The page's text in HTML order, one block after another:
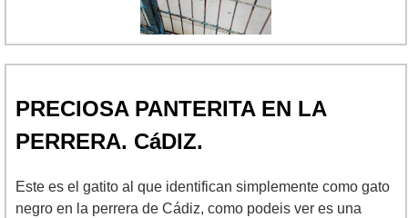
PRECIOSA PANTERITA EN LA
PERRERA. CáDIZ.
Este es el gatito al que identifican simplemente como gato
negro en la perrera de Cádiz, como podeis ver es una